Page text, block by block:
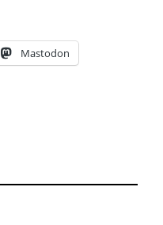
Mastodon